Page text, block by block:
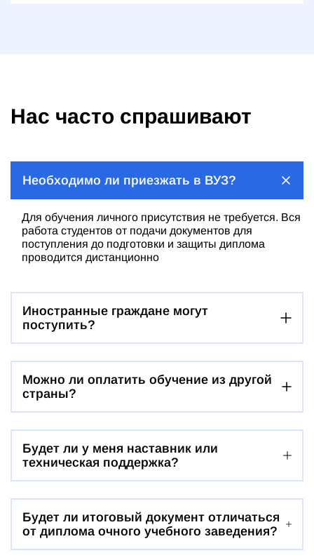
Нас часто спрашивают
Необходимо ли приезжать в ВУЗ?
Для обучения личного присутствия не требуется. Вся
работа студентов от подачи документов для
поступления до подготовки и защиты диплома
проводится дистанционно
Иностранные граждане могут
поступить?
Можно ли оплатить обучение из другой
страны?
Будет ли у меня наставник или
техническая поддержка?
Будет ли итоговый документ отличаться
от диплома очного учебного заведения?